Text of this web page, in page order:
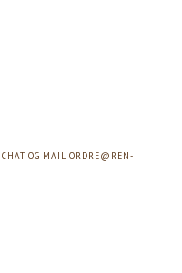
OG MAIL ORDRE@REN-